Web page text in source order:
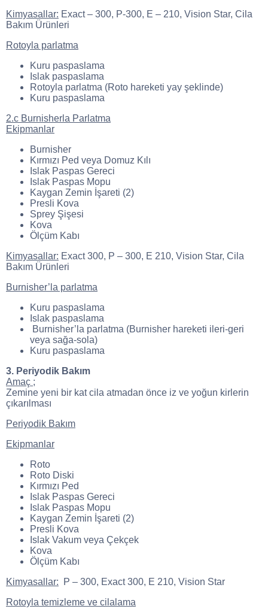
Kimyasallar: Exact – 300, P-300, E – 210, Vision Star, Cila
Bakım Ürünleri
Rotoyla parlatma
Kuru paspaslama
Islak paspaslama
Rotoyla parlatma (Roto hareketi yay şeklinde)
Kuru paspaslama
2.c Burnisherla Parlatma
Ekipmanlar
Burnisher
Kırmızı Ped veya Domuz Kılı
Islak Paspas Gereci
Islak Paspas Mopu
Kaygan Zemin İşareti (2)
Presli Kova
Sprey Şişesi
Kova
Ölçüm Kabı
Kimyasallar: Exact 300, P – 300, E 210, Vision Star, Cila
Bakım Ürünleri
Burnisher’la parlatma
Kuru paspaslama
Islak paspaslama
Burnisher’la parlatma (Burnisher hareketi ileri-geri
veya sağa-sola)
Kuru paspaslama
3. Periyodik Bakım
Amaç ;
Zemine yeni bir kat cila atmadan önce iz ve yoğun kirlerin
çıkarılması
Periyodik Bakım
Ekipmanlar
Roto
Roto Diski
Kırmızı Ped
Islak Paspas Gereci
Islak Paspas Mopu
Kaygan Zemin İşareti (2)
Presli Kova
Islak Vakum veya Çekçek
Kova
Ölçüm Kabı
Kimyasallar: P – 300, Exact 300, E 210, Vision Star
Rotoyla temizleme ve cilalama